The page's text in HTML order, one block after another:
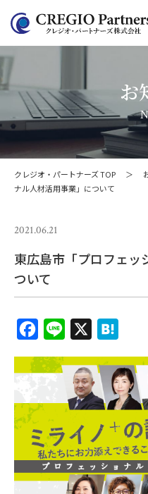
お
クレジオ・パートナーズ TOP ＞
ナル人材活用事業」について
2021.06.21
東広島市「プロフェッ
ついて
c
b
o
o
k
n
t
e
n